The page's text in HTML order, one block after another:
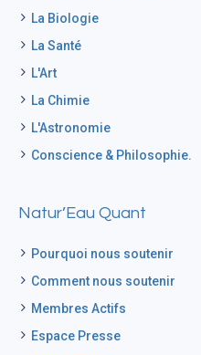
La Biologie
La Santé
L'Art
La Chimie
L'Astronomie
Conscience & Philosophie.
Natur’Eau Quant
Pourquoi nous soutenir
Comment nous soutenir
Membres Actifs
Espace Presse